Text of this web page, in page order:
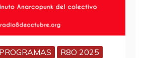
PROGRAMAS R8O 2025